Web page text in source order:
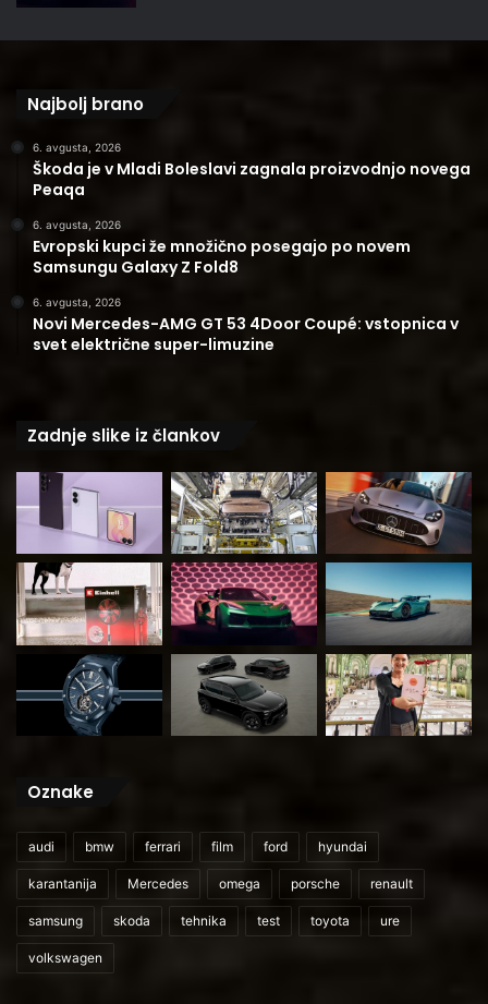
Najbolj brano
6. avgusta, 2026
Škoda je v Mladi Boleslavi zagnala proizvodnjo novega
Peaqa
6. avgusta, 2026
Evropski kupci že množično posegajo po novem
Samsungu Galaxy Z Fold8
6. avgusta, 2026
Novi Mercedes-AMG GT 53 4Door Coupé: vstopnica v
svet električne super-limuzine
Zadnje slike iz člankov
Oznake
audi bmw ferrari film ford hyundai
karantanija Mercedes omega porsche renault
samsung skoda tehnika test toyota ure
volkswagen